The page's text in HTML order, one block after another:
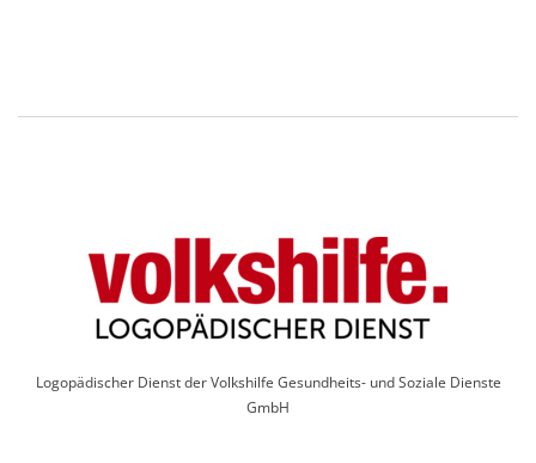
Logopädischer Dienst der Volkshilfe Gesundheits- und Soziale Dienste
GmbH